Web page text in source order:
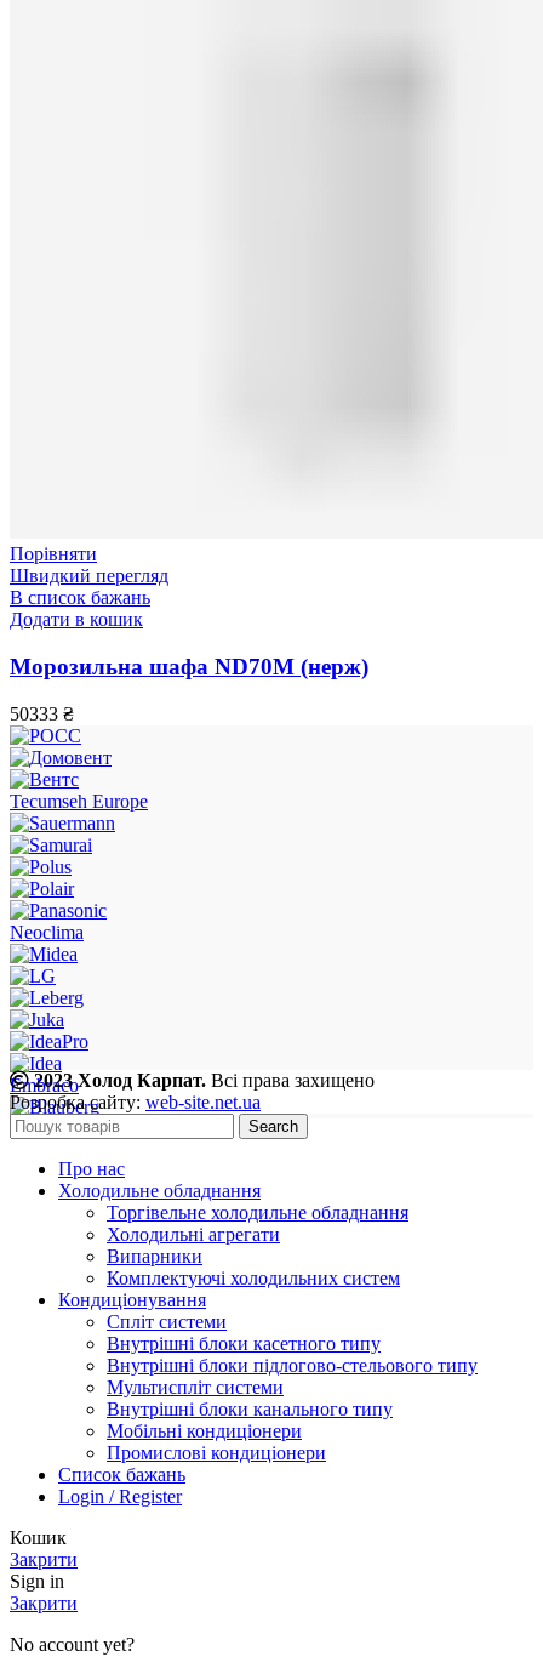
Порівняти
Швидкий перегляд
В список бажань
Додати в кошик
Морозильна шафа ND70М (нерж)
50333 ₴
Tecumseh Europe
Neoclima
Embraco
2023 Холод Карпат. Всі права захищено
Розробка сайту: web-site.net.ua
Search
Про нас
Холодильне обладнання
Торгівельне холодильне обладнання
Холодильні агрегати
Випарники
Комплектуючі холодильних систем
Кондиціонування
Спліт системи
Внутрішні блоки касетного типу
Внутрішні блоки підлогово-стельового типу
Мультиспліт системи
Внутрішні блоки канального типу
Мобільні кондиціонери
Промислові кондиціонери
Список бажань
Login / Register
Кошик
Закрити
Sign in
Закрити
No account yet?